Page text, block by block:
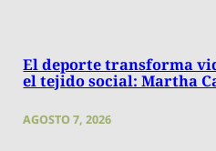
El deporte transforma
el tejido social: Martha
AGOSTO 7, 2026